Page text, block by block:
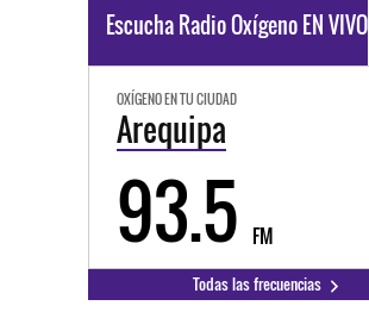
Escucha Radio Oxígeno EN VIVO
OXÍGENO EN TU CIUDAD
Arequipa
93.5 FM
Todas las frecuencias